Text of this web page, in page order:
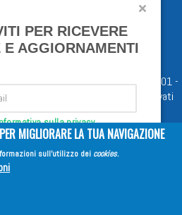
ETS © 2023 - P.I. 05398481001 -
del 23/02/98 - Tutti i diritti riservati
AVE
PER RICEVERE
E AGGIORNAMENTI
sulla privacy
Iscriviti
PER MIGLIORARE LA TUA NAVIGAZIONE
sull'utilizzo dei cookies.